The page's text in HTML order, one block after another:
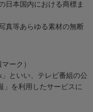
日本国内における商標ま
真等あらゆる素材の無断
ーク）
」といい、テレビ番組の公
」を利用したサービスに